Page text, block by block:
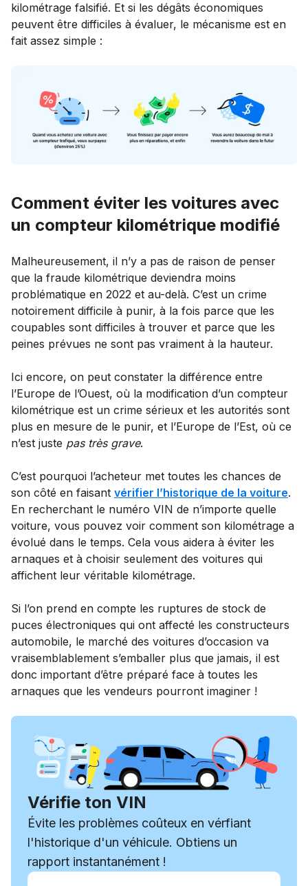
kilométrage falsifié. Et si les dégâts économiques
peuvent être difficiles à évaluer, le mécanisme est en
fait assez simple :
Comment éviter les voitures avec
un compteur kilométrique modifié
Malheureusement, il n’y a pas de raison de penser
que la fraude kilométrique deviendra moins
problématique en 2022 et au-delà. C’est un crime
notoirement difficile à punir, à la fois parce que les
coupables sont difficiles à trouver et parce que les
peines prévues ne sont pas vraiment à la hauteur.
Ici encore, on peut constater la différence entre
l’Europe de l’Ouest, où la modification d’un compteur
kilométrique est un crime sérieux et les autorités sont
plus en mesure de le punir, et l’Europe de l’Est, où ce
n’est juste pas très grave.
C’est pourquoi l’acheteur met toutes les chances de
son côté en faisant vérifier l’historique de la voiture.
En recherchant le numéro VIN de n’importe quelle
voiture, vous pouvez voir comment son kilométrage a
évolué dans le temps. Cela vous aidera à éviter les
arnaques et à choisir seulement des voitures qui
affichent leur véritable kilométrage.
Si l’on prend en compte les ruptures de stock de
puces électroniques qui ont affecté les constructeurs
automobile, le marché des voitures d’occasion va
vraisemblablement s’emballer plus que jamais, il est
donc important d’être préparé face à toutes les
arnaques que les vendeurs pourront imaginer !
Vérifie ton VIN
Évite les problèmes coûteux en vérfiant
l'historique d'un véhicule. Obtiens un
rapport instantanément !
Entrer le VIN